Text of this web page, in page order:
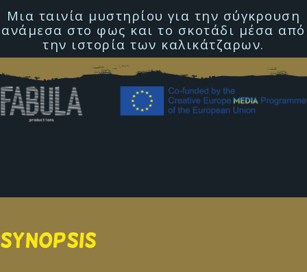
Μια ταινία μυστηρίου για την σύγκρουση
ανάμεσα στο φως και το σκοτάδι μέσα από
την ιστορία των καλικάτζαρων.
SYNOPSIS